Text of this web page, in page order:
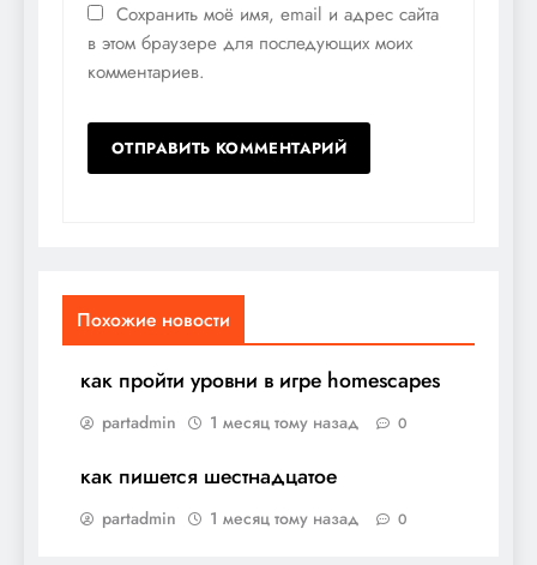
Сохранить моё имя, email и адрес сайта
в этом браузере для последующих моих
комментариев.
Похожие новости
как пройти уровни в игре homescapes
partadmin 1 месяц тому назад 0
как пишется шестнадцатое
partadmin 1 месяц тому назад 0